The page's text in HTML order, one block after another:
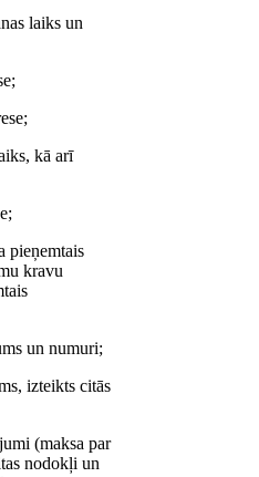
laiks un
kā arī
pieņemtais
kravu
un numuri;
izteikts citās
(maksa par
nodokļi un